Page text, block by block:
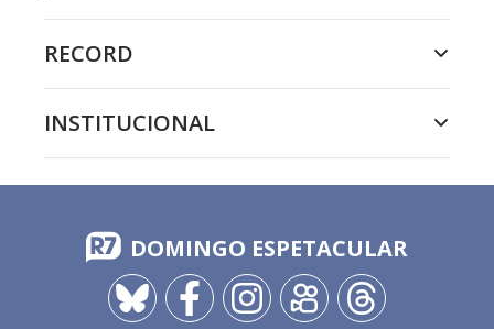
RECORD
INSTITUCIONAL
DOMINGO ESPETACULAR